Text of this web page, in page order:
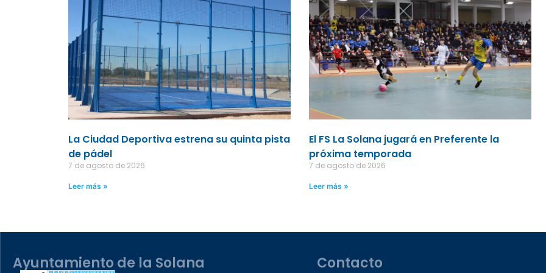
La Ciudad Deportiva estrena su quinta pista
de pádel
7 de agosto de 2026
Leer más »
El FS La Solana jugará en Preferente la
próxima temporada
7 de agosto de 2026
Leer más »
Ayuntamiento de la Solana Contacto